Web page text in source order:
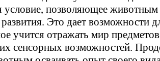
условие, позволяющее
развития. Это дает возможности
учится отражать мир
сенсорных возможностей.